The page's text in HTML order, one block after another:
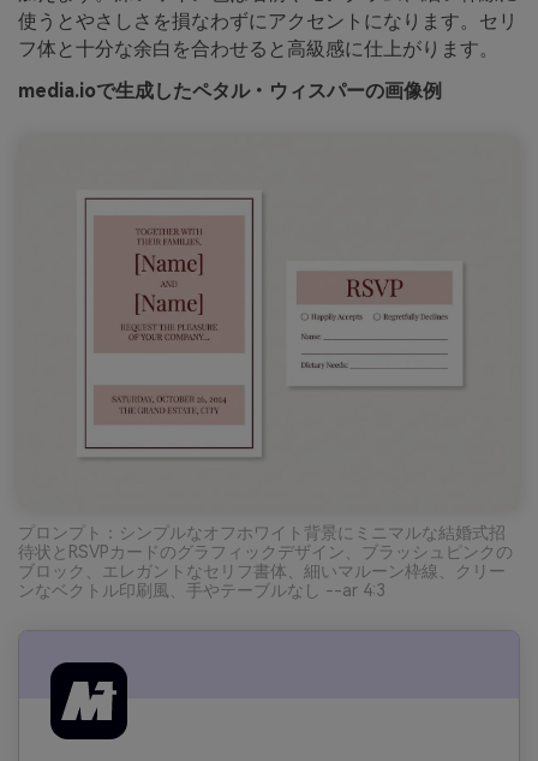
使うとやさしさを損なわずにアクセントになります。セリ
フ体と十分な余白を合わせると高級感に仕上がります。
media.ioで生成したペタル・ウィスパーの画像例
プロンプト：シンプルなオフホワイト背景にミニマルな結婚式招
待状とRSVPカードのグラフィックデザイン、ブラッシュピンクの
ブロック、エレガントなセリフ書体、細いマルーン枠線、クリー
ンなベクトル印刷風、手やテーブルなし --ar 4:3